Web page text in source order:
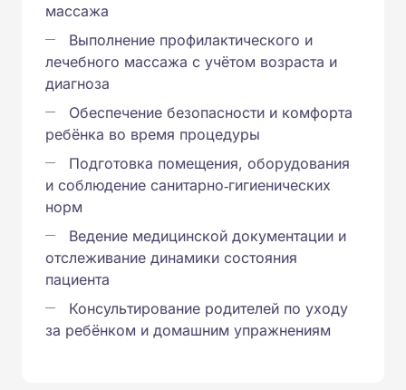
массажа
Выполнение профилактического и
лечебного массажа с учётом возраста и
диагноза
Обеспечение безопасности и комфорта
ребёнка во время процедуры
Подготовка помещения, оборудования
и соблюдение санитарно‑гигиенических
норм
Ведение медицинской документации и
отслеживание динамики состояния
пациента
Консультирование родителей по уходу
за ребёнком и домашним упражнениям